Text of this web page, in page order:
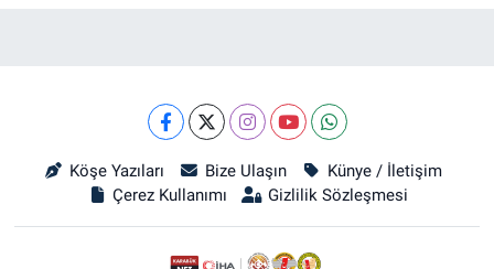
Köşe Yazıları Bize Ulaşın
Künye / İletişim
Çerez Kullanımı
Gizlilik Sözleşmesi